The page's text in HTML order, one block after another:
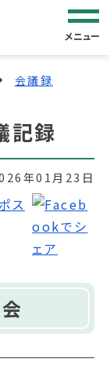
メニュー
会議録
記録
年01月23日